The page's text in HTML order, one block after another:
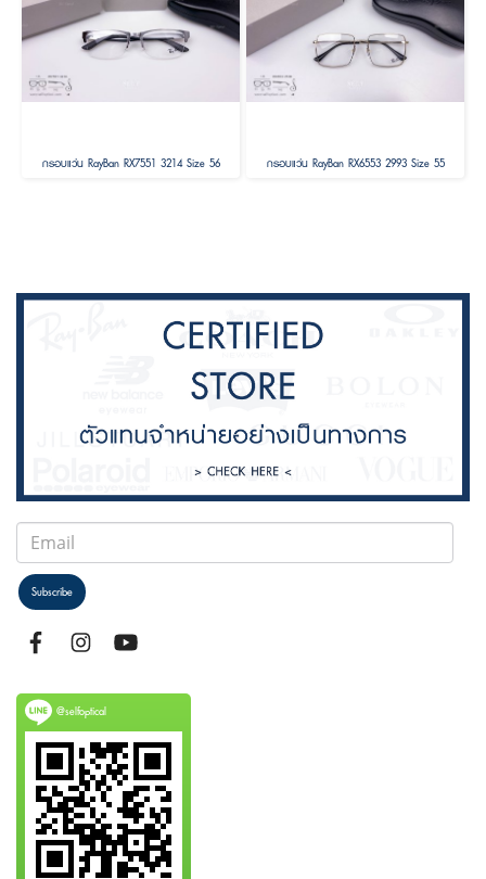
กรอบแว่น RayBan RX7551 3214 Size 56 กรอบแว่น RayBan RX6553 2993 Size 55
Subscribe
@selfoptical